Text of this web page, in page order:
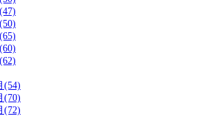
(54)
(70)
(72)